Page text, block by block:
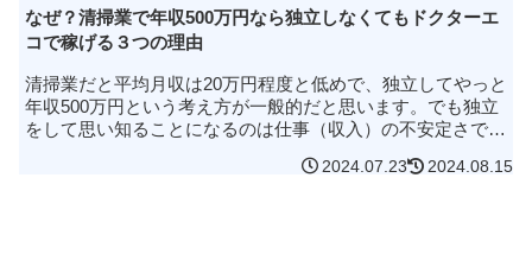
なぜ？清掃業で年収500万円なら独立しなくてもドクターエ
コで稼げる３つの理由
清掃業だと平均月収は20万円程度と低めで、独立してやっと
年収500万円という考え方が一般的だと思います。でも独立
をして思い知ることになるのは仕事（収入）の不安定さで
2024.07.23 2024.08.15